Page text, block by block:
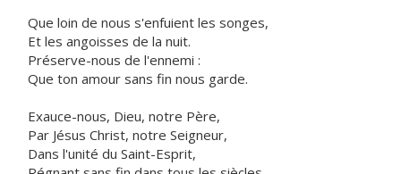
Que loin de nous s'enfuient les songes,
Et les angoisses de la nuit.
Préserve-nous de l'ennemi :
Que ton amour sans fin nous garde.
Exauce-nous, Dieu, notre Père,
Par Jésus Christ, notre Seigneur,
Dans l'unité du Saint-Esprit,